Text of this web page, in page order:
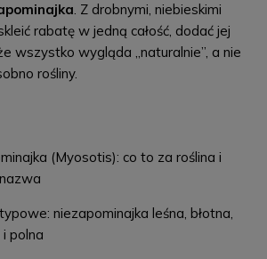
. Z drobnymi, niebieskimi
rabatę w jedną całość, dodać jej
wszystko wygląda „naturalnie”, a nie
rośliny.
(Myosotis): co to za roślina i
niezapominajka leśna, błotna,
polna